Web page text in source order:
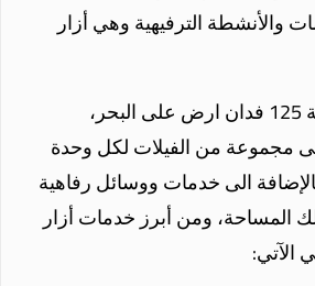
والأنشطة الترفيهية وهي أزار
تقام أزار على مساحة 125 فدان ارض على البحر،
مجموعة من الفيلات لكل وحدة
الى خدمات ووسائل رفاهية
70% من تلك المساحة، ومن أبرز خدمات أزار
الآتي: